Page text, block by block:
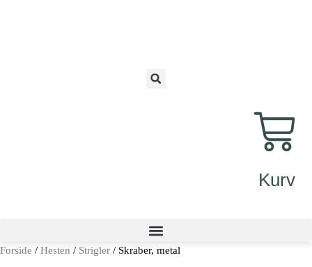
Kurv
Forside / Hesten / Strigler / Skraber, metal